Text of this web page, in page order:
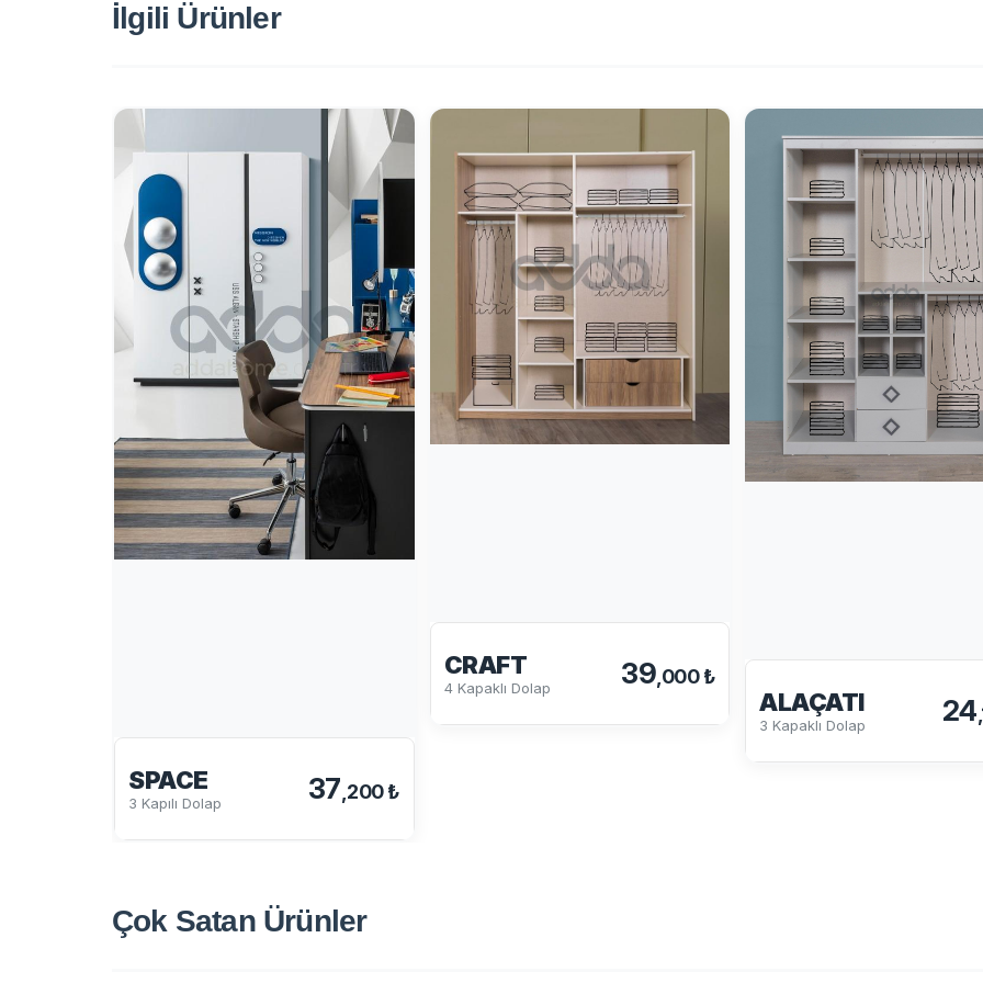
İlgili Ürünler
SPACE
3 Kapılı Dolap 37 ,200 ₺
CRAFT
4 Kapaklı Dolap 39 ,000 ₺
ALAÇATI
3 Kapaklı Dolap 24
Çok SatanÜrünler